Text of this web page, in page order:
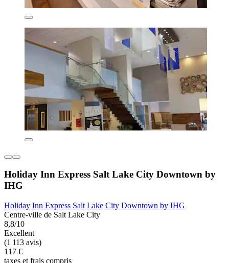
Holiday Inn Express Salt Lake City Downtown by
IHG
Holiday Inn Express Salt Lake City Downtown by IHG
Centre-ville de Salt Lake City
8,8/10
Excellent
(1 113 avis)
117 €
taxes et frais compris